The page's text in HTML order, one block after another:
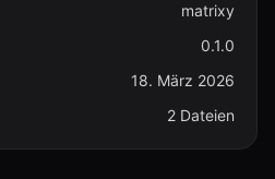
matrixy
0.1.0
18. März 2026
2 Dateien